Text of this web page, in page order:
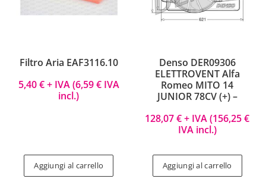
Filtro Aria EAF3116.10
5,40€+ IVA (6,59€IVA
incl.)
Aggiungi al carrello
Denso DER09306
ELETTROVENT Alfa
Romeo MITO 14
JUNIOR 78CV (+) –
128,07€+ IVA (156,25€
IVA incl.)
Aggiungi al carrello